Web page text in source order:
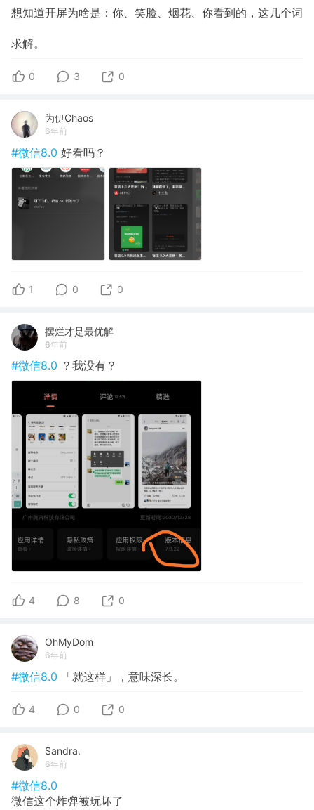
想知道开屏为啥是：你、笑脸、烟花、你看到的，这几个词
求解。
0 3 0
为伊Chaos
6年前
#微信8.0 好看吗？
1 0 0
摆烂才是最优解
6年前
#微信8.0 ？我没有？
4 8 0
OhMyDom
6年前
#微信8.0 「就这样」，意味深长。
4 0 0
Sandra.
6年前
#微信8.0
微信这个炸弹被玩坏了